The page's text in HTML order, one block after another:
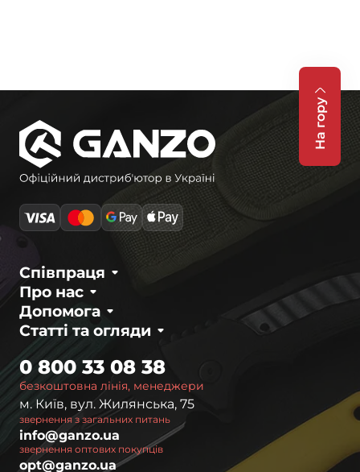
На гору
Про нас
Співпраця
Статті та огляди
Допомога
безкоштовна лінія, менеджери
0 800 33 08 38
м. Київ, вул. Жилянська, 75
звернення з загальних питань
info@ganzo.ua
звернення оптових покупців
opt@ganzo.ua